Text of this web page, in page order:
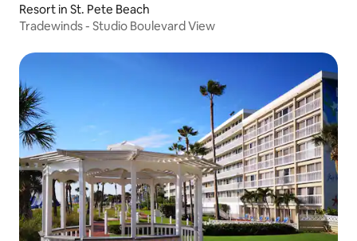
Resort in St. Pete Beach
Tradewinds - Studio Boulevard View